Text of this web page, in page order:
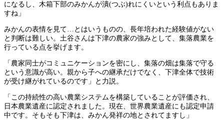
になるし、木箱下部のみかんが潰(つぶ)れにくいという利点もありま
すね」
みかんの表情を見て…とはいうものの、長年培われた経験値がない
と判断は難しい。土谷さんは下津の農家の強みとして、集落農業を
行っている点を挙げます。
「農家同士がコミュニケーションを密にし、集落の畑は集落で守る
という意識が高い。親から子への継承だけでなく、下津全体で技術
が受け継がれているのです」と力説。
「この持続性の高い農業システムを構築していることが評価され、
日本農業遺産に認定されました。現在、世界農業遺産にも認定申請
中です。そもそも下津は、みかん発祥の地とされてますし」